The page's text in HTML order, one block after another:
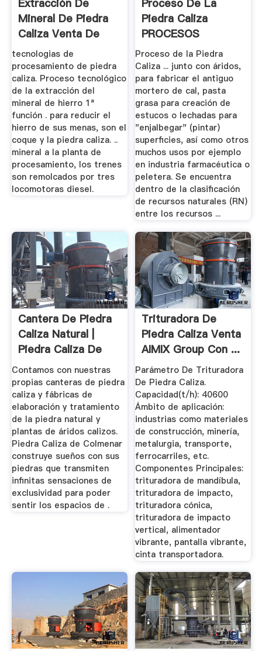
Extracción De
Mineral De Piedra
Caliza Venta De
Planta ...
tecnologias de
procesamiento de piedra
caliza. Proceso tecnológico
de la extracción del
mineral de hierro 1ª
función . para reducir el
hierro de sus menas, son el
coque y la piedra caliza. ..
mineral a la planta de
procesamiento, los trenes
son remolcados por tres
locomotoras diesel.
Proceso De La
Piedra Caliza
PROCESOS
MINEROS
Proceso de la Piedra
Caliza ... junto con áridos,
para fabricar el antiguo
mortero de cal, pasta
grasa para creación de
estucos o lechadas para
"enjalbegar" (pintar)
superficies, así como otros
muchos usos por ejemplo
en industria farmacéutica o
peletera. Se encuentra
dentro de la clasificación
de recursos naturales (RN)
entre los recursos ...
Cantera De Piedra
Caliza Natural |
Piedra Caliza De
Colmenar
Contamos con nuestras
propias canteras de piedra
caliza y fábricas de
elaboración y tratamiento
de la piedra natural y
plantas de áridos calizos.
Piedra Caliza de Colmenar
construye sueños con sus
piedras que transmiten
infinitas sensaciones de
exclusividad para poder
sentir los espacios de .
Trituradora De
Piedra Caliza Venta
AIMIX Group Con ...
Parámetro De Trituradora
De Piedra Caliza.
Capacidad(t/h): 40600
Ámbito de aplicación:
industrias como materiales
de construcción, minería,
metalurgia, transporte,
ferrocarriles, etc.
Componentes Principales:
trituradora de mandíbula,
trituradora de impacto,
trituradora cónica,
trituradora de impacto
vertical, alimentador
vibrante, pantalla vibrante,
cinta transportadora.